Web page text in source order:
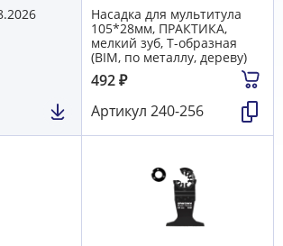
Насадка для мультитула
105*28мм, ПРАКТИКА,
мелкий зуб, Т-образная
(BIM, по металлу, дереву)
492₽
Артикул 240-256